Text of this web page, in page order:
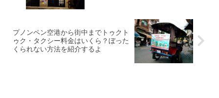
プノンペン空港から街中までトゥクト
ゥク・タクシー料金はいくら？ぼった
くられない方法を紹介するよ